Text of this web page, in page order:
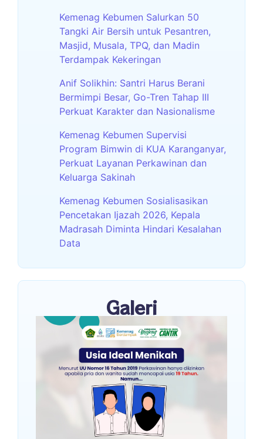
Kemenag Kebumen Salurkan 50
Tangki Air Bersih untuk Pesantren,
Masjid, Musala, TPQ, dan Madin
Terdampak Kekeringan
Anif Solikhin: Santri Harus Berani
Bermimpi Besar, Go-Tren Tahap III
Perkuat Karakter dan Nasionalisme
Kemenag Kebumen Supervisi
Program Bimwin di KUA Karanganyar,
Perkuat Layanan Perkawinan dan
Keluarga Sakinah
Kemenag Kebumen Sosialisasikan
Pencetakan Ijazah 2026, Kepala
Madrasah Diminta Hindari Kesalahan
Data
Galeri